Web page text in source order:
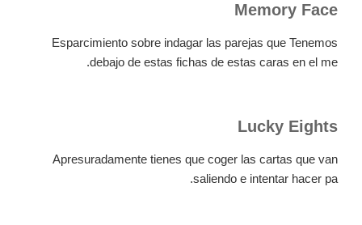
Memory Face
Esparcimiento sobre indagar las parejas que Tenemos
debajo de estas fichas de estas caras en el me.
Lucky Eights
Apresuradamente tienes que coger las cartas que van
saliendo e intentar hacer pa.